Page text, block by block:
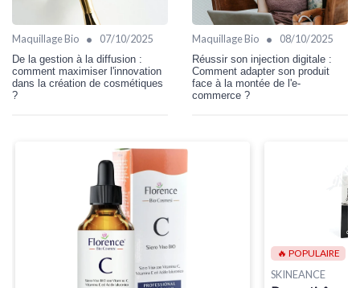
Maquillage Bio • 07/10/2025
De la gestion à la diffusion :
comment maximiser l'innovation
dans la création de cosmétiques
?
Maquillage Bio • 08/10/2025
Réussir son injection digitale :
Comment adapter son produit
face à la montée de l'e-
commerce ?
🔥 POPULAIRE
SKINEANCE